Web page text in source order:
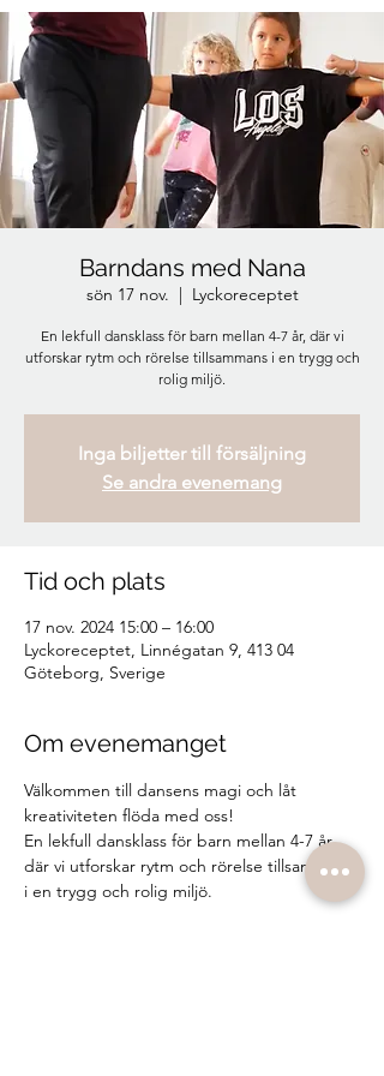
Barndans med Nana
sön 17 nov.
  |
Lyckoreceptet
En lekfull dansklass för barn mellan 4-7 år, där vi
utforskar rytm och rörelse tillsammans i en trygg och
rolig miljö.
Inga biljetter till försäljning
Se andra evenemang
Tid och plats
17 nov. 2024 15:00 – 16:00
Lyckoreceptet, Linnégatan 9, 413 04
Göteborg, Sverige
Om evenemanget
Välkommen till dansens magi och låt
kreativiteten flöda med oss!
En lekfull dansklass för barn mellan 4-7 år,
där vi utforskar rytm och rörelse tillsammans
i en trygg och rolig miljö.